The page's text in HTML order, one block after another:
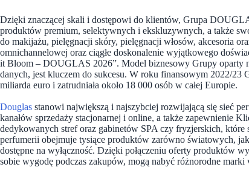
Dzięki znaczącej skali i dostępowi do klientów, Grupa
produktów premium, selektywnych i ekskluzywnych, a także
do makijażu, pielęgnacji skóry, pielęgnacji włosów, akcesoria
omnichannelowej oraz ciągłe doskonalenie wyjątkowego
it Bloom – DOUGLAS 2026”. Model biznesowy Grupy oparty
danych, jest kluczem do sukcesu. W roku finansowym 2022/23
miliarda euro i zatrudniała około 18 000 osób w całej Europie.
Douglas stanowi największą i najszybciej rozwijającą się sieć
kanałów sprzedaży stacjonarnej i online, a także zapewnienie
dedykowanych stref oraz gabinetów SPA czy fryzjerskich,
perfumerii obejmuje tysiące produktów zarówno światowych,
dostępne na wyłączność. Dzięki połączeniu oferty produktów
sobie wygodę podczas zakupów, mogą nabyć różnorodne marki